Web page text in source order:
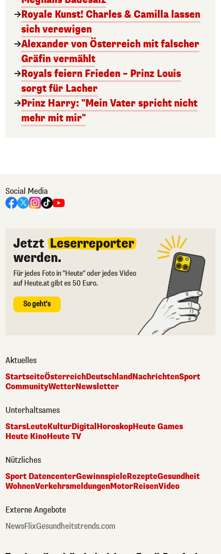
Royale Kunst! Charles & Camilla lassen
sich verewigen
Alexander von Österreich mit falscher
Gräfin vermählt
Royals feiern Frieden – Prinz Louis
sorgt für Lacher
Prinz Harry: "Mein Vater spricht nicht
mehr mit mir"
Social Media
Jetzt Leserreporter
werden.
Für jedes Foto in "Heute" oder jedes Video
auf Heute.at gibt es 50 Euro.
So geht's
Aktuelles
StartseiteÖsterreichDeutschlandNachrichtenSport
CommunityWetterNewsletter
Unterhaltsames
StarsLeuteKulturDigital HoroskopHeute Games
Heute KinoHeute TV
Nützliches
Sport DatencenterGewinnspieleRezepteGesundheit
WohnenVerkehrsmeldungenMotorReisenVideo
Externe Angebote
NewsFlixGesundheitstrends.com